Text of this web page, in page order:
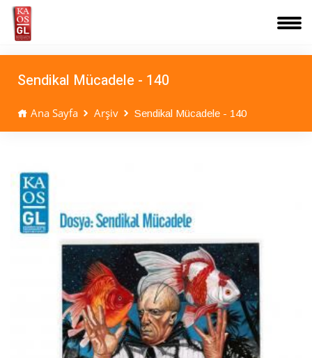
Sendikal Mücadele - 140
Ana Sayfa Arşiv Sendikal Mücadele - 140